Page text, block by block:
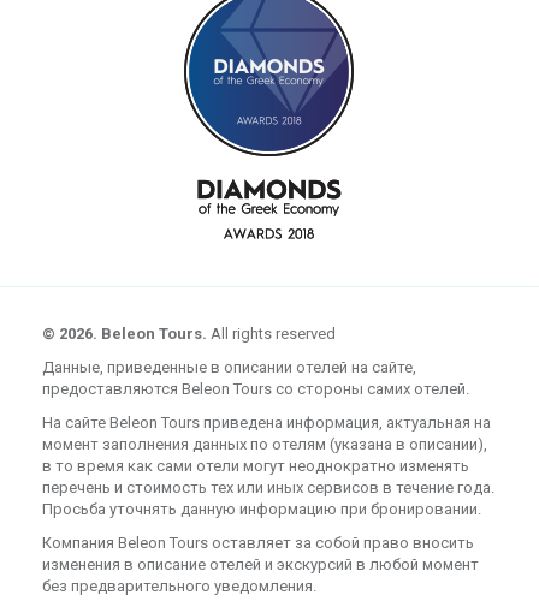
© 2026. Beleon Tours. All rights reserved
Данные, приведенные в описании отелей на сайте,
предоставляются Beleon Tours со стороны самих отелей.
На сайте Beleon Tours приведена информация, актуальная на
момент заполнения данных по отелям (указана в описании),
в то время как сами отели могут неоднократно изменять
перечень и стоимость тех или иных сервисов в течение года.
Просьба уточнять данную информацию при бронировании.
Компания Beleon Tours оставляет за собой право вносить
изменения в описание отелей и экскурсий в любой момент
без предварительного уведомления.